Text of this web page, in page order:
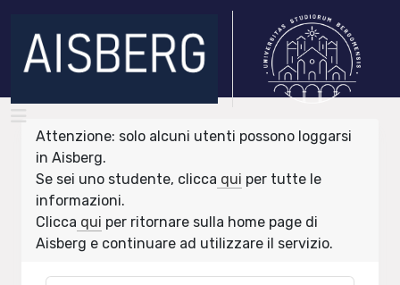
Attenzione: solo alcuni utenti possono loggarsi
in Aisberg.
Se sei uno studente, clicca qui per tutte le
informazioni.
Clicca qui per ritornare sulla home page di
Aisberg e continuare ad utilizzare il servizio.